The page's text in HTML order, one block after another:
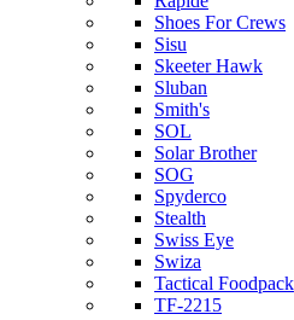
Shoes For Crews
Sisu
Skeeter Hawk
Sluban
Smith's
SOL
Solar Brother
SOG
Spyderco
Stealth
Swiss Eye
Swiza
Tactical Foodpack
TF-2215